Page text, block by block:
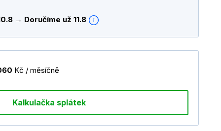
→ Doručíme už 11.8
Kč / měsíčně
Kalkulačka splátek